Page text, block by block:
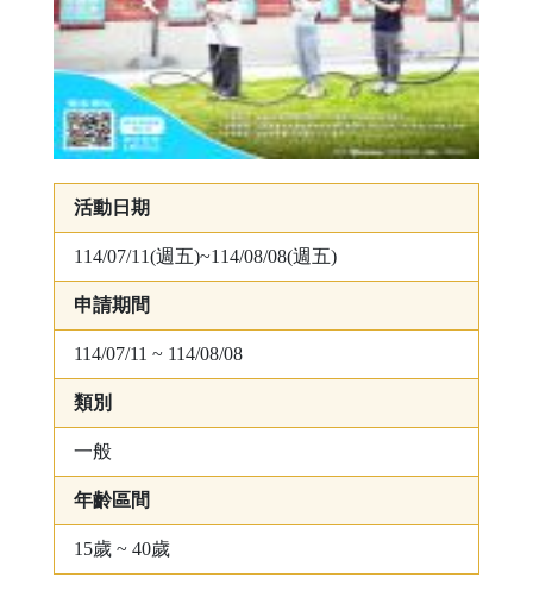
活動日期
114/07/11(週五)~114/08/08(週五)
申請期間
114/07/11 ~ 114/08/08
類別
一般
年齡區間
15歲 ~ 40歲